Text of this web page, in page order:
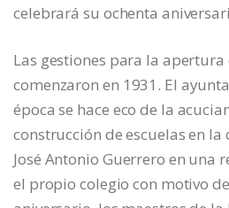
celebrará su ochenta
Las gestiones para la apertura
comenzaron en 1931. El
época se hace eco de la
construcción de escuelas en la
José Antonio Guerrero en una
el propio colegio con motivo